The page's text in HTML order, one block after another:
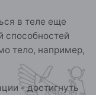
в теле еще
способностей
тело, например,
- достигнуть